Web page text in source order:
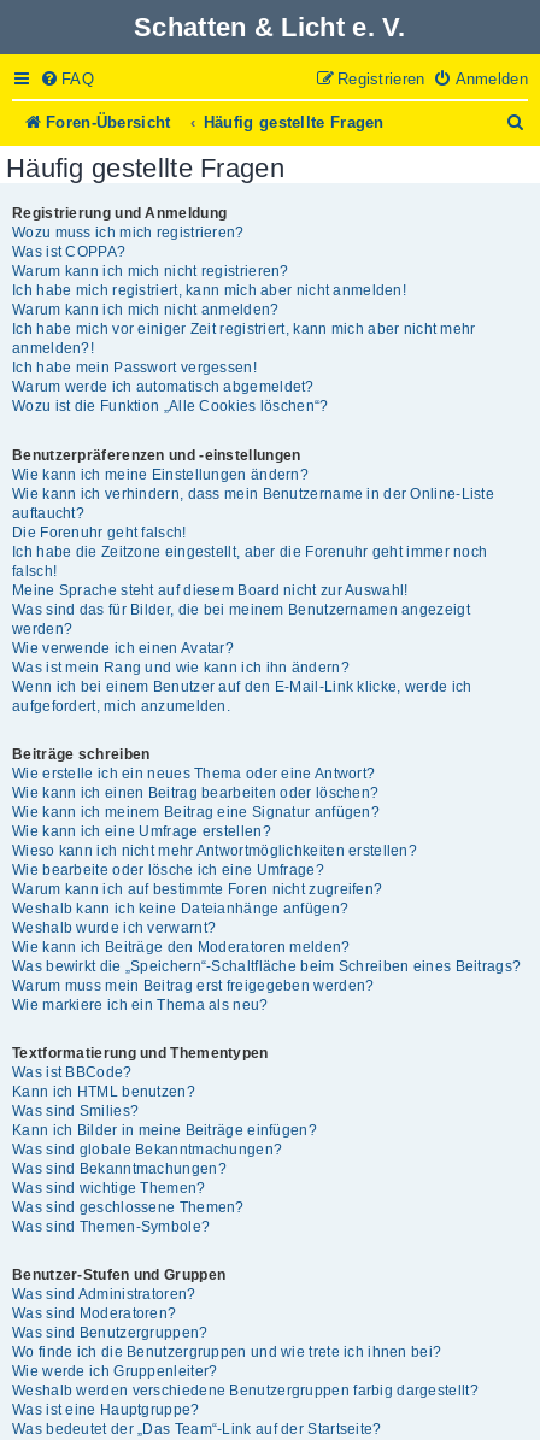
Schatten & Licht e. V.
FAQ Anmelden
Registrieren
Foren-Übersicht Häufig gestellte Fragen
u
Häufig gestellte Fragen
Registrierung und Anmeldung
Wozu muss ich mich registrieren?
Was ist COPPA?
Warum kann ich mich nicht registrieren?
Ich habe mich registriert, kann mich aber nicht anmelden!
Warum kann ich mich nicht anmelden?
Ich habe mich vor einiger Zeit registriert, kann mich aber nicht mehr
anmelden?!
Ich habe mein Passwort vergessen!
Warum werde ich automatisch abgemeldet?
Wozu ist die Funktion „Alle Cookies löschen“?
Benutzerpräferenzen und -einstellungen
Wie kann ich meine Einstellungen ändern?
Wie kann ich verhindern, dass mein Benutzername in der Online-Liste
auftaucht?
Die Forenuhr geht falsch!
Ich habe die Zeitzone eingestellt, aber die Forenuhr geht immer noch
falsch!
Meine Sprache steht auf diesem Board nicht zur Auswahl!
Was sind das für Bilder, die bei meinem Benutzernamen angezeigt
werden?
Wie verwende ich einen Avatar?
Was ist mein Rang und wie kann ich ihn ändern?
Wenn ich bei einem Benutzer auf den E-Mail-Link klicke, werde ich
aufgefordert, mich anzumelden.
Beiträge schreiben
Wie erstelle ich ein neues Thema oder eine Antwort?
Wie kann ich einen Beitrag bearbeiten oder löschen?
Wie kann ich meinem Beitrag eine Signatur anfügen?
Wie kann ich eine Umfrage erstellen?
Wieso kann ich nicht mehr Antwortmöglichkeiten erstellen?
Wie bearbeite oder lösche ich eine Umfrage?
Warum kann ich auf bestimmte Foren nicht zugreifen?
Weshalb kann ich keine Dateianhänge anfügen?
Weshalb wurde ich verwarnt?
Wie kann ich Beiträge den Moderatoren melden?
Was bewirkt die „Speichern“-Schaltfläche beim Schreiben eines Beitrags?
Warum muss mein Beitrag erst freigegeben werden?
Wie markiere ich ein Thema als neu?
Textformatierung und Thementypen
Was ist BBCode?
Kann ich HTML benutzen?
Was sind Smilies?
Kann ich Bilder in meine Beiträge einfügen?
Was sind globale Bekanntmachungen?
Was sind Bekanntmachungen?
Was sind wichtige Themen?
Was sind geschlossene Themen?
Was sind Themen-Symbole?
Benutzer-Stufen und Gruppen
Was sind Administratoren?
Was sind Moderatoren?
Was sind Benutzergruppen?
Wo finde ich die Benutzergruppen und wie trete ich ihnen bei?
Wie werde ich Gruppenleiter?
Weshalb werden verschiedene Benutzergruppen farbig dargestellt?
Was ist eine Hauptgruppe?
Was bedeutet der „Das Team“-Link auf der Startseite?